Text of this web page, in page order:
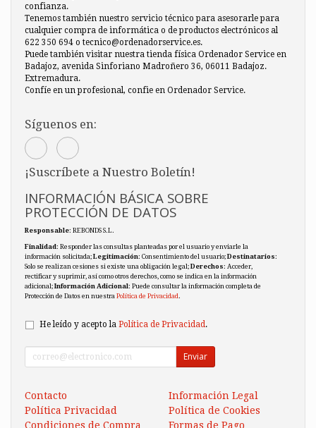
confianza.
Tenemos también nuestro servicio técnico para asesorarle para
cualquier compra de informática o de productos electrónicos al
622 350 694 o tecnico@ordenadorservice.es.
Puede también visitar nuestra tienda física Ordenador Service en
Badajoz, avenida Sinforiano Madroñero 36, 06011 Badajoz.
Extremadura.
Confíe en un profesional, confie en Ordenador Service.
Síguenos en:
¡Suscríbete a Nuestro Boletín!
INFORMACIÓN BÁSICA SOBRE
PROTECCIÓN DE DATOS
Responsable: REBONDS S.L.
Finalidad: Responder las consultas planteadas por el usuario y enviarle la
información solicitada;Legitimación: Consentimiento del usuario;Destinatarios:
Solo se realizan cesiones si existe una obligación legal;Derechos: Acceder,
rectificar y suprimir, así como otros derechos, como se indica en la información
adicional;Información Adicional: Puede consultar la información completa de
Protección de Datos en nuestra Política de Privacidad.
He leído y acepto la Política de Privacidad .
Enviar
Contacto
Información Legal
Política Privacidad
Política de Cookies
Condiciones de Compra
Formas de Pago